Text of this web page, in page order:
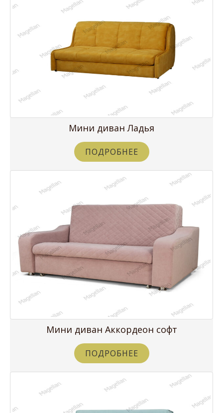
Мини диван Ладья
ПОДРОБНЕЕ
Мини диван Аккордеон софт
ПОДРОБНЕЕ